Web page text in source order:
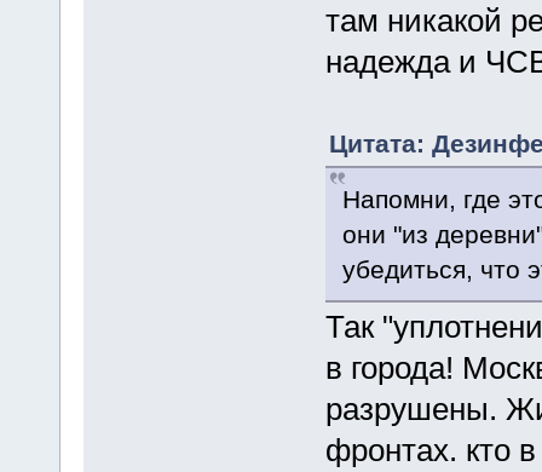
там никакой
надежда и
Цитата:
Напомни, где
они "из
убедиться, что
Так
в города!
разрушены.
фронтах. кто